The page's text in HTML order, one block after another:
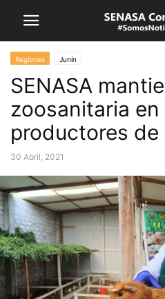
Regiones Junín
SENASA
zoosanitaria
productores de
30 Abril, 2021